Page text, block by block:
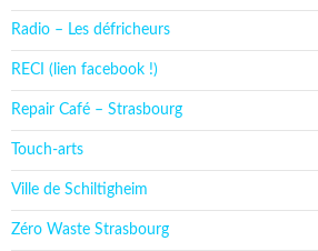
Radio – Les défricheurs
RECI (lien facebook !)
Repair Café – Strasbourg
Touch-arts
Ville de Schiltigheim
Zéro Waste Strasbourg